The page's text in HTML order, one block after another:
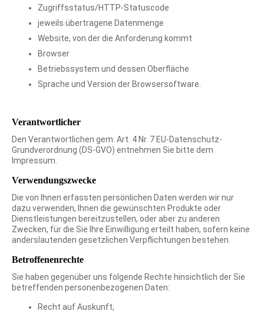
Zugriffsstatus/HTTP-Statuscode
jeweils übertragene Datenmenge
Website, von der die Anforderung kommt
Browser
Betriebssystem und dessen Oberfläche
Sprache und Version der Browsersoftware.
Verantwortlicher
Den Verantwortlichen gem. Art. 4 Nr. 7 EU-Datenschutz-
Grundverordnung (DS-GVO) entnehmen Sie bitte dem
Impressum.
Verwendungszwecke
Die von Ihnen erfassten persönlichen Daten werden wir nur
dazu verwenden, Ihnen die gewünschten Produkte oder
Dienstleistungen bereitzustellen, oder aber zu anderen
Zwecken, für die Sie Ihre Einwilligung erteilt haben, sofern keine
anderslautenden gesetzlichen Verpflichtungen bestehen.
Betroffenenrechte
Sie haben gegenüber uns folgende Rechte hinsichtlich der Sie
betreffenden personenbezogenen Daten:
Recht auf Auskunft,